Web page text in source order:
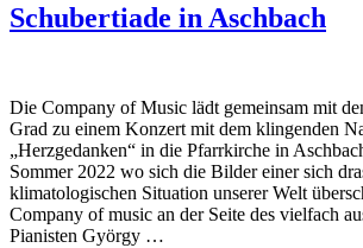
Schubertiade in Aschbach
Die Company of Music lädt gemeinsam mit
Grad zu einem Konzert mit dem klingenden
„Herzgedanken“ in die Pfarrkirche in
Sommer 2022 wo sich die Bilder einer sich
klimatologischen Situation unserer Welt
Company of music an der Seite des vielfach
Pianisten György …